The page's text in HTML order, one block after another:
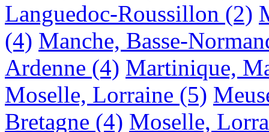
Languedoc-Roussillon (2)
(4) Manche, Basse-
Ardenne (4) Martinique,
Moselle, Lorraine (5)
Bretagne (4) Moselle,